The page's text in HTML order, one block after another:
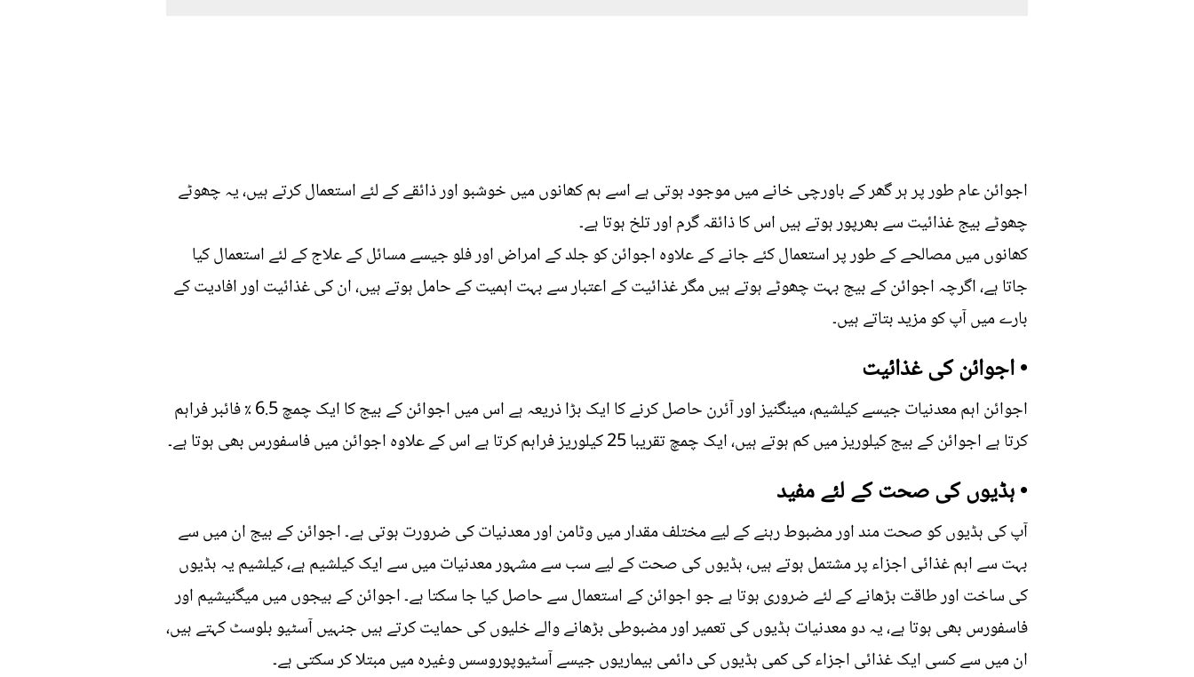
اجوائن عام طور پر ہر گھر کے باورچی خانے میں موجود ہوتی ہے اسے ہم کھانوں میں خوشبو اور ذائقے کے لئے استعمال کرتے ہیں، یہ چھوٹے
چھوٹے بیج غذائیت سے بھرپور ہوتے ہیں اس کا ذائقہ گرم اور تلخ ہوتا ہے۔
کھانوں میں مصالحے کے طور پر استعمال کئے جانے کے علاوہ اجوائن کو جلد کے امراض اور فلو جیسے مسائل کے علاج کے لئے استعمال کیا
جاتا ہے، اگرچہ اجوائن کے بیج بہت چھوٹے ہوتے ہیں مگر غذائیت کے اعتبار سے بہت اہمیت کے حامل ہوتے ہیں، ان کی غذائیت اور افادیت کے
بارے میں آپ کو مزید بتاتے ہیں۔
• اجوائن کی غذائیت
اجوائن اہم معدنیات جیسے کیلشیم، مینگنیز اور آئرن حاصل کرنے کا ایک بڑا ذریعہ ہے اس میں اجوائن کے بیج کا ایک چمچ 6.5 ٪ فائبر فراہم
کرتا ہے اجوائن کے بیج کیلوریز میں کم ہوتے ہیں، ایک چمچ تقریبا 25 کیلوریز فراہم کرتا ہے اس کے علاوہ اجوائن میں فاسفورس بھی ہوتا ہے۔
• ہڈیوں کی صحت کے لئے مفید
آپ کی ہڈیوں کو صحت مند اور مضبوط رہنے کے لیے مختلف مقدار میں وٹامن اور معدنیات کی ضرورت ہوتی ہے۔ اجوائن کے بیج ان میں سے
بہت سے اہم غذائی اجزاء پر مشتمل ہوتے ہیں، ہڈیوں کی صحت کے لیے سب سے مشہور معدنیات میں سے ایک کیلشیم ہے، کیلشیم یہ ہڈیوں
کی ساخت اور طاقت بڑھانے کے لئے ضروری ہوتا ہے جو اجوائن کے استعمال سے حاصل کیا جا سکتا ہے۔ اجوائن کے بیجوں میں میگنیشیم اور
فاسفورس بھی ہوتا ہے، یہ دو معدنیات ہڈیوں کی تعمیر اور مضبوطی بڑھانے والے خلیوں کی حمایت کرتے ہیں جنہیں آسٹیو بلوسٹ کہتے ہیں،
ان میں سے کسی ایک غذائی اجزاء کی کمی ہڈیوں کی دائمی بیماریوں جیسے آسٹیوپوروسس وغیرہ میں مبتلا کر سکتی ہے۔